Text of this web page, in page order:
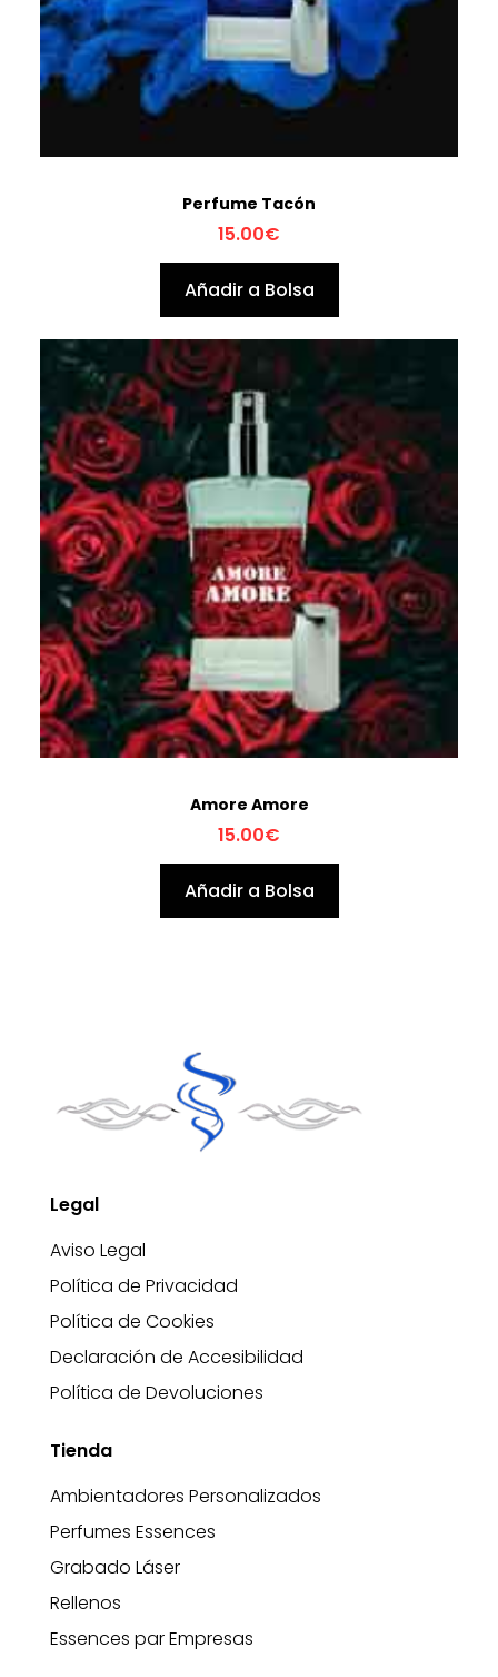
Perfume Tacón
15.00€
Añadir a Bolsa
Amore Amore
15.00€
Añadir a Bolsa
Legal
Aviso Legal
Política de Privacidad
Política de Cookies
Declaración de Accesibilidad
Política de Devoluciones
Tienda
Ambientadores Personalizados
Perfumes Essences
Grabado Láser
Rellenos
Essences par Empresas